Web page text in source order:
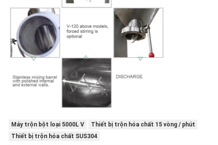
Máy trộn bột loại 5000L V
Thiết bị trộn hóa chất 15 vòng / phút
Thiết bị trộn hóa chất SUS304